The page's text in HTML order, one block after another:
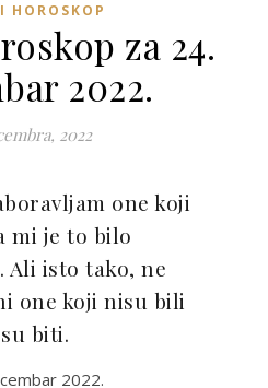
HOROSKOP
za 24.
2022.
2022
one koji
mi je to bilo
Ali isto tako, ne
one koji nisu bili
biti.
2022.